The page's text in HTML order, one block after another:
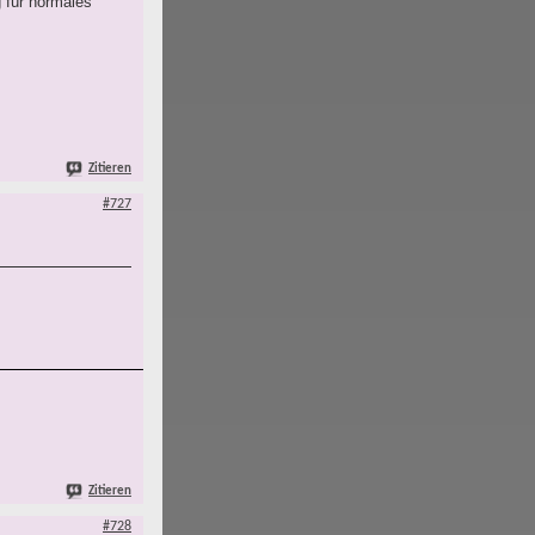
Zitieren
#727
Zitieren
#728